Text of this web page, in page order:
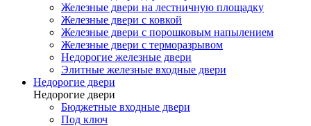
Железные двери на лестничную площадку
Железные двери с ковкой
Железные двери с порошковым напылением
Железные двери с терморазрывом
Недорогие железные двери
Элитные железные входные двери
Недорогие двери
Недорогие двери
Бюджетные входные двери
Под ключ